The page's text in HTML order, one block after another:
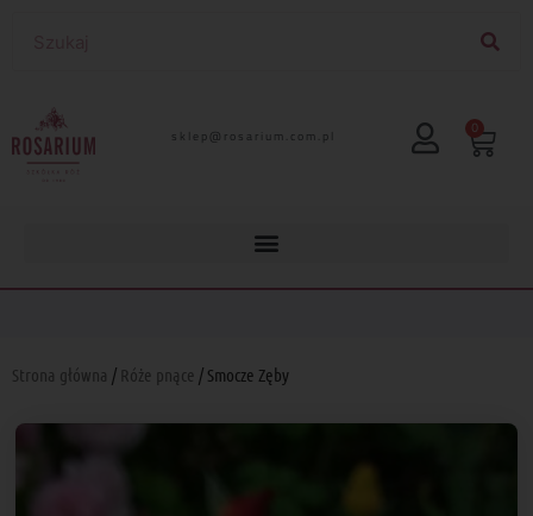
lp.moc.muirasor@pelks 0
Strona główna / Róże pnące / Smocze Zęby